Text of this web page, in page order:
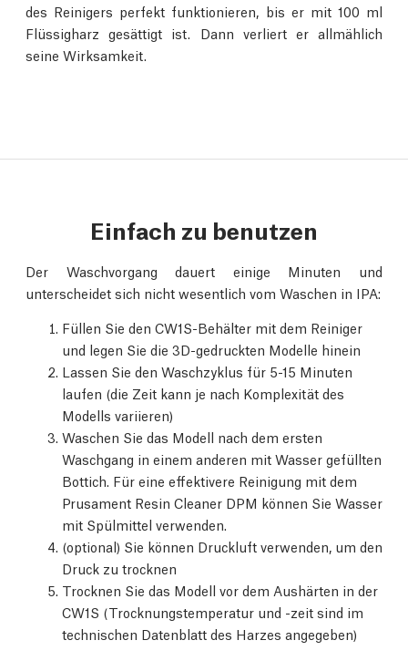
des Reinigers perfekt funktionieren, bis er mit 100 ml
Flüssigharz gesättigt ist. Dann verliert er allmählich
seine Wirksamkeit.
Einfach zu benutzen
Der Waschvorgang dauert einige Minuten und
unterscheidet sich nicht wesentlich vom Waschen in IPA:
Füllen Sie den CW1S-Behälter mit dem Reiniger
und legen Sie die 3D-gedruckten Modelle hinein
Lassen Sie den Waschzyklus für 5-15 Minuten
laufen (die Zeit kann je nach Komplexität des
Modells variieren)
Waschen Sie das Modell nach dem ersten
Waschgang in einem anderen mit Wasser gefüllten
Bottich. Für eine effektivere Reinigung mit dem
Prusament Resin Cleaner DPM können Sie Wasser
mit Spülmittel verwenden.
(optional) Sie können Druckluft verwenden, um den
Druck zu trocknen
Trocknen Sie das Modell vor dem Aushärten in der
CW1S (Trocknungstemperatur und -zeit sind im
technischen Datenblatt des Harzes angegeben)